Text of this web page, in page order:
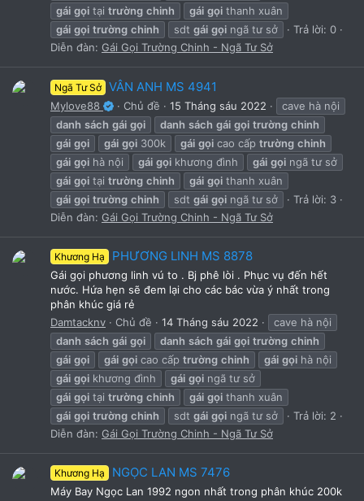
gái gọi tại trường chinh gái gọi thanh xuân
gái gọi trường chinh sdt gái gọi ngã tư sở
Trả lời: 0
Diễn đàn: Gái Gọi Trường Chinh - Ngã Tư Sở
Ngã Tư Sở VÂN ANH MS 4941
Mylove88 Chủ đề 15 Tháng sáu 2022
cave hà nội
danh sách gái gọi danh sách gái gọi trường chinh
gái gọi gái gọi 300k gái gọi cao cấp trường chinh
gái gọi hà nội gái gọi khương đình gái gọi ngã tư sở
gái gọi tại trường chinh gái gọi thanh xuân
gái gọi trường chinh sdt gái gọi ngã tư sở
Trả lời: 3
Diễn đàn: Gái Gọi Trường Chinh - Ngã Tư Sở
Khương Hạ PHƯƠNG LINH MS 8878
Gái gọi phương linh vú to . Bj phê lòi . Phục vụ đến hết
nước. Hứa hẹn sẽ đem lại cho các bác vừa ý nhất trong
phân khúc giá rẻ
Damtacknv
Chủ đề 14 Tháng sáu 2022
cave hà nội
danh sách gái gọi danh sách gái gọi trường chinh
gái gọi gái gọi cao cấp trường chinh gái gọi hà nội
gái gọi khương đình gái gọi ngã tư sở
gái gọi tại trường chinh gái gọi thanh xuân
gái gọi trường chinh sdt gái gọi ngã tư sở
Trả lời: 2
Diễn đàn: Gái Gọi Trường Chinh - Ngã Tư Sở
Khương Hạ NGỌC LAN MS 7476
Máy Bay Ngọc Lan 1992 ngon nhất trong phân khúc 200k